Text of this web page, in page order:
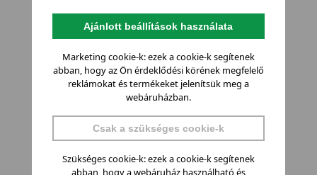
Ajánlott beállítások használata
Marketing cookie-k: ezek a cookie-k segítenek
abban, hogy az Ön érdeklődési körének megfelelő
reklámokat és termékeket jelenítsük meg a
webáruházban.
Csak a szükséges cookie-k
Szükséges cookie-k: ezek a cookie-k segítenek
abban, hogy a webáruház használható és